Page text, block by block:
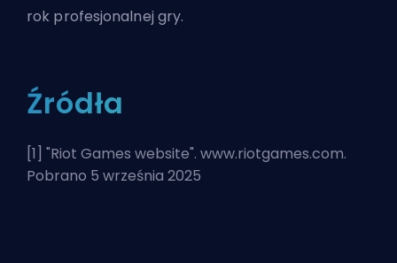
rok profesjonalnej gry.
Źródła
[1] "Riot Games website". www.riotgames.com.
Pobrano 5 września 2025